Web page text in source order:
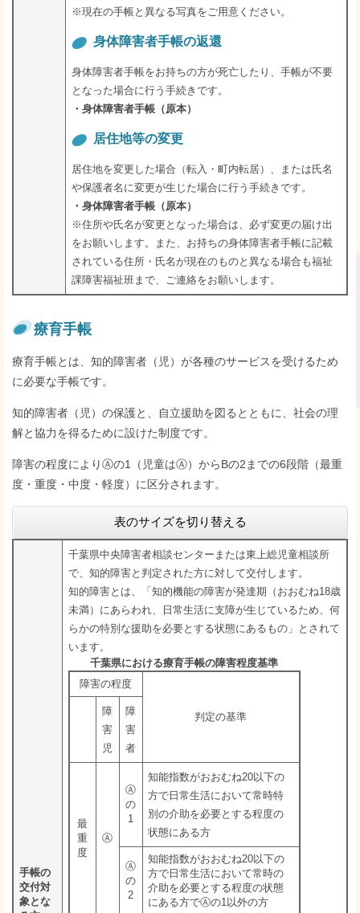
※現在の手帳と異なる写真をご用意ください。
身体障害者手帳の返還
身体障害者手帳をお持ちの方が死亡したり、手帳が不要
となった場合に行う手続きです。
・身体障害者手帳（原本）
居住地等の変更
居住地を変更した場合（転入・町内転居）、または氏名
や保護者名に変更が生じた場合に行う手続きです。
・身体障害者手帳（原本）
※住所や氏名が変更となった場合は、必ず変更の届け出
をお願いします。また、お持ちの身体障害者手帳に記載
されている住所・氏名が現在のものと異なる場合も福祉
課障害福祉班まで、ご連絡をお願いします。
療育手帳
療育手帳とは、知的障害者（児）が各種のサービスを受けるため
に必要な手帳です。
知的障害者（児）の保護と、自立援助を図るとともに、社会の理
解と協力を得るために設けた制度です。
障害の程度によりⒶの1（児童はⒶ）からBの2までの6段階（最重
度・重度・中度・軽度）に区分されます。
表のサイズを切り替える
手帳の
交付対
象とな
千葉県中央障害者相談センターまたは東上総児童相談所
で、知的障害と判定された方に対して交付します。
知的障害とは、「知的機能の障害が発達期（おおむね18歳
未満）にあらわれ、日常生活に支障が生じているため、何
らかの特別な援助を必要とする状態にあるもの」とされて
います。
千葉県における療育手帳の障害程度基準
障害の程度
判定の基準
障
害
児
障
害
者
最
重
度
Ⓐ
Ⓐ
の
1
知能指数がおおむね20以下の
方で日常生活において常時特
別の介助を必要とする程度の
状態にある方
Ⓐ
の
2
知能指数がおおむね20以下の
方で日常生活において常時の
介助を必要とする程度の状態
にある方でⒶの1以外の方